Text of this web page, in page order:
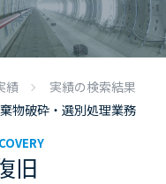
績
実績の検索結果
物破砕・選別処理業務
旧